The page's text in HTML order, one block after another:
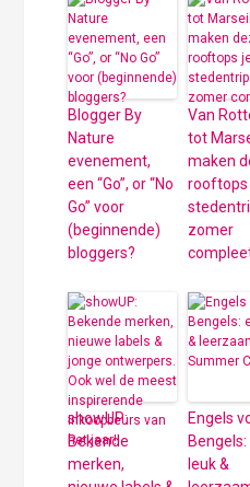
Blogger By
Nature
evenement,
een “Go”, or “No
Go” voor
(beginnende)
bloggers?
Van
tot
maken
rooftops
zomer
showUP:
Bekende
merken,
Engels
Bengels:
leuk &